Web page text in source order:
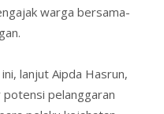
warga bersama-
lanjut Aipda Hasrun,
potensi pelanggaran